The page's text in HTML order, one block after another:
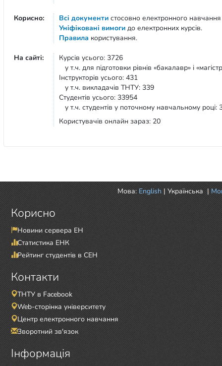
Корисно: Всі документи стосовно електронного
Уніфіковані вимоги до електронних курсів.
Правила користування.
На сайті:
Курсів усього: 3726
у т.ч. для підготовки рівнів «бакалавр» і
Інструкторів усього: 431
у т.ч. викладачів ТНТУ: 339
Студентів усього: 33954
у т.ч. студентів у поточному навчальному році:
Користувачів онлайн зараз: 20
Мова: English | Українська |
Корисно
Новини сервера ЕН
Статистика ЕНК
Рейтинг студентів в СЕН
Контакти
ТНТУ в Facebook
Web-сторінка університету
Центр електронного навчання
Зворотний зв'язок
Інформація